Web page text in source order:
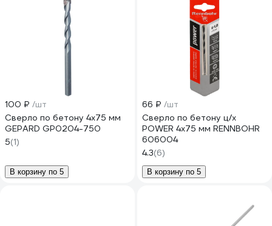
100 ₽ /шт
Сверло по бетону 4x75 мм
GEPARD GP0204-750
5(1)
В корзину по 5
66 ₽ /шт
Сверло по бетону ц/х
POWER 4x75 мм RENNBOHR
606004
4.3(6)
В корзину по 5